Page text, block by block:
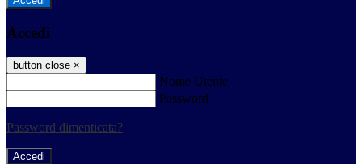
Accedi
button close ×
Nome Utente
Password
Password dimenticata?